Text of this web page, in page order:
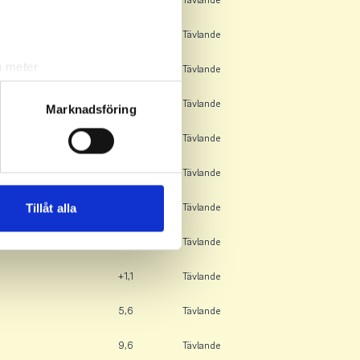
meter
. Du kan ändra
information från din enhet
kombinera informationen
Marknadsföring
Tillåt alla
Tävlande
Tävlande
5,3 Tävlande
Tävlande
15,0 Tävlande
Tävlande
Tävlande
+1,1 Tävlande
5,6 Tävlande
9,6 Tävlande